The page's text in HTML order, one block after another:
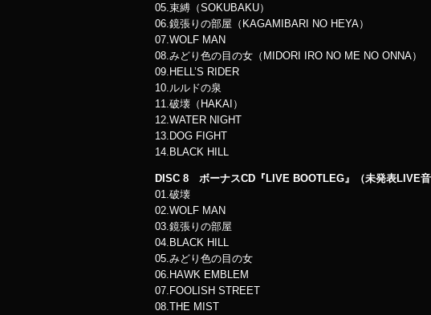
05.束縛（SOKUBAKU）
06.鏡張りの部屋（KAGAMIBARI NO HEYA）
07.WOLF MAN
08.みどり色の目の女（MIDORI IRO NO ME NO ONNA）
09.HELL’S RIDER
10.ルルドの泉
11.破壊（HAKAI）
12.WATER NIGHT
13.DOG FIGHT
14.BLACK HILL
DISC 8 ボーナスCD『LIVE BOOTLEG』（未発表LIVE
01.破壊
02.WOLF MAN
03.鏡張りの部屋
04.BLACK HILL
05.みどり色の目の女
06.HAWK EMBLEM
07.FOOLISH STREET
08.THE MIST